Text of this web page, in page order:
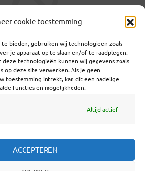
cookie toestemming
bieden, gebruiken wij technologieën zoals
je apparaat op te slaan en/of te raadplegen.
technologieën kunnen wij gegevens zoals
op deze site verwerken. Als je geen
toestemming intrekt, kan dit een nadelige
functies en mogelijkheden.
Altijd actief
ACCEPTEREN
Persbureau U.A. | Salzburg 29 |
| KvK: 55573592 |Btw: